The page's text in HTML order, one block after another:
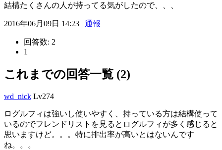
結構たくさんの人が持ってる気がしたので、、、
2016年06月09日 14:23 | 通報
回答数: 2
1
これまでの回答一覧 (2)
wd_nick Lv274
ログルフィは強いし使いやすく、持っている方は結構使って
いるのでフレンドリストを見るとログルフィが多く感じると
思いますけど。。。特に排出率が高いとはないんです
ね。。。